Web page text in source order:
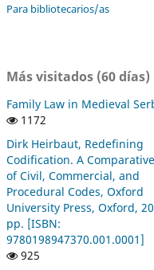
Para bibliotecarios/as
Más visitados (60 días)
Family Law in Medieval
1172
Dirk Heirbaut, Redefining
Codification. A
of Civil, Commercial, and
Procedural Codes, Oxford
University Press, Oxford,
pp. [ISBN:
9780198947370.001.0001]
925